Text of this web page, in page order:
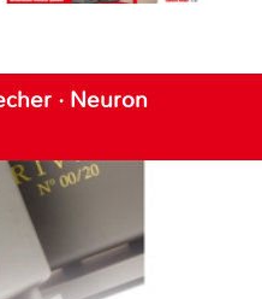
· Neuron